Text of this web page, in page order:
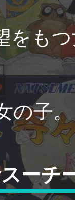
をも
の子
ーチ